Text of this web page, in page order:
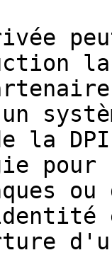
la
un
DPI
d'un